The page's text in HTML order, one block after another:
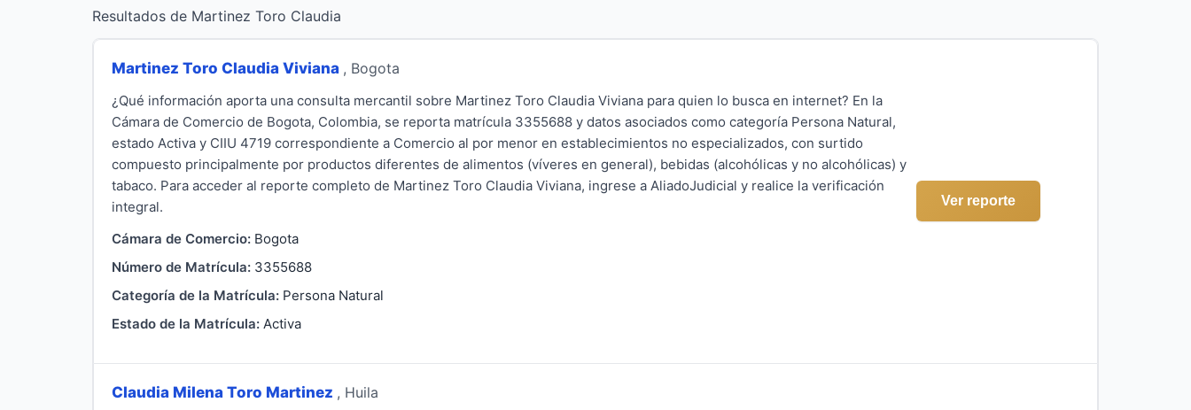
Resultados de Martinez Toro Claudia
Martinez Toro Claudia Viviana , Bogota
¿Qué información aporta una consulta mercantil sobre Martinez Toro Claudia Viviana para quien lo busca en internet? En la
Cámara de Comercio de Bogota, Colombia, se reporta matrícula 3355688 y datos asociados como categoría Persona Natural,
estado Activa y CIIU 4719 correspondiente a Comercio al por menor en establecimientos no especializados, con surtido
compuesto principalmente por productos diferentes de alimentos (víveres en general), bebidas (alcohólicas y no alcohólicas) y
tabaco. Para acceder al reporte completo de Martinez Toro Claudia Viviana, ingrese a AliadoJudicial y realice la verificación
integral.
Cámara de Comercio: Bogota
Número de Matrícula: 3355688
Categoría de la Matrícula: Persona Natural
Estado de la Matrícula: Activa
Ver reporte
Claudia Milena Toro Martinez , Huila